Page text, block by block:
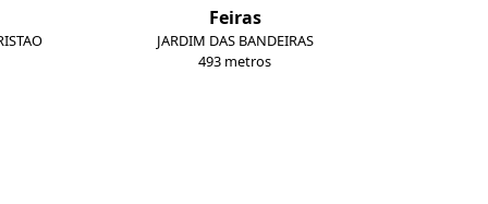
Feiras
JARDIM DAS BANDEIRAS
493 metros